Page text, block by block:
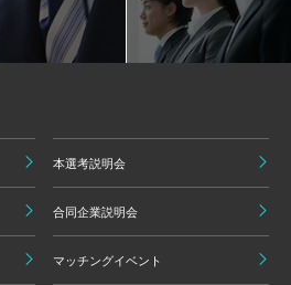
本選考説明会
合同企業説明会
マッチングイベント